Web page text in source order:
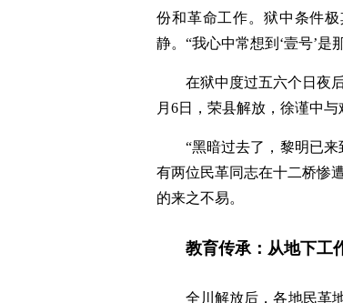
份和革命工作。狱中条件
静。“我心中常想到‘壹号’
在狱中度过五六个日夜
月6日，荣县解放，徐谨中与
“黑暗过去了，黎明已
有两位民革同志在十二桥惨
的来之不易。
教育传承：从地下工
全川解放后，各地民革